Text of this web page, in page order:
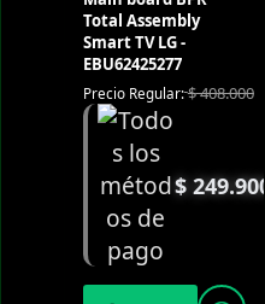
Total Assembly
Smart TV LG -
EBU62425277
Precio Regular:$408.000
$249.900